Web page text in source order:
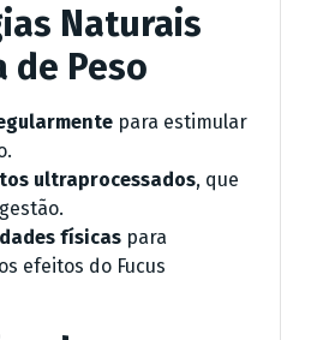
Naturais
de Peso
para estimular
ultraprocessados, que
físicas para
efeitos do Fucus